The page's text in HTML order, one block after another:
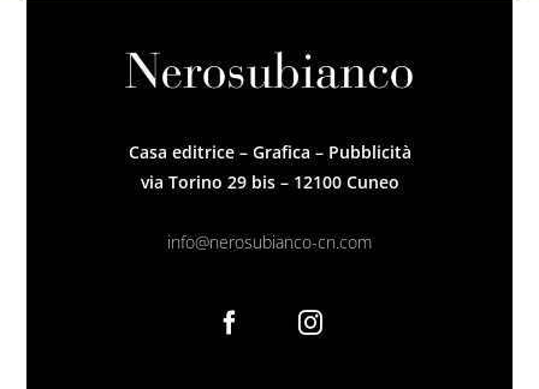
Casa editrice – Grafica – Pubblicità
via Torino 29 bis – 12100 Cuneo
info@nerosubianco-cn.com